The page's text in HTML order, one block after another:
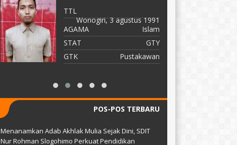
TTL
Wonogiri, 3 agustus 1991
AGAMA
Islam
STAT
GTY
GTK
Pustakawan
POS-POS TERBARU
Menanamkan Adab Akhlak Mulia Sejak Dini, SDIT
Nur Rohman Slogohimo Perkuat Pendidikan